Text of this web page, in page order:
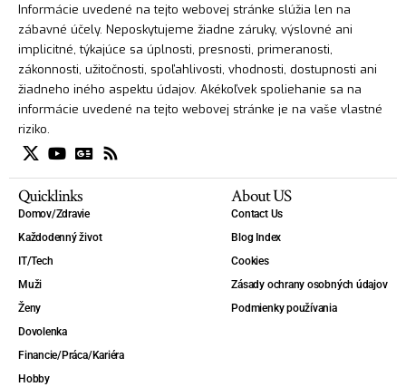
Informácie uvedené na tejto webovej stránke slúžia len na
zábavné účely. Neposkytujeme žiadne záruky, výslovné ani
implicitné, týkajúce sa úplnosti, presnosti, primeranosti,
zákonnosti, užitočnosti, spoľahlivosti, vhodnosti, dostupnosti ani
žiadneho iného aspektu údajov. Akékoľvek spoliehanie sa na
informácie uvedené na tejto webovej stránke je na vaše vlastné
riziko.
Quicklinks
Domov/Zdravie
Každodenný život
IT/Tech
Muži
Ženy
Dovolenka
Financie/Práca/Kariéra
Hobby
About US
Contact Us
Blog Index
Cookies
Zásady ochrany osobných údajov
Podmienky používania